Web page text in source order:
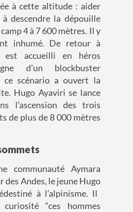
e à cette altitude : aider
à descendre la dépouille
camp 4à 7 600 mètres. Il y
inhumé. De retour à
est accueilli en héros
d’un blockbuster
ce scénario a ouvert la
Hugo Ayaviri se lance
l’ascension des trois
de plus de 8000 mètres
communauté Aymara
des Andes, le jeune Hugo
à l’alpinisme. Il
curiosité“ces hommes